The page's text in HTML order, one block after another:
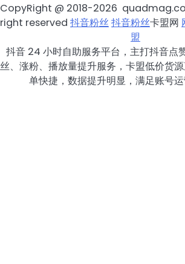
CopyRight @ 2018-2026
right reserved 抖音粉丝抖音粉丝卡盟网
盟
抖音 24 小时自助服务平台，主打抖音点
丝、涨粉、播放量提升服务，卡盟低价货
单快捷，数据提升明显，满足账号运